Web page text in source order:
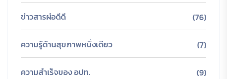
ข่าวสารผ่อดีดี (76)
ความรู้ด้านสุขภาพหนึ่งเดียว (7)
ความสำเร็จของ อปท. (9)